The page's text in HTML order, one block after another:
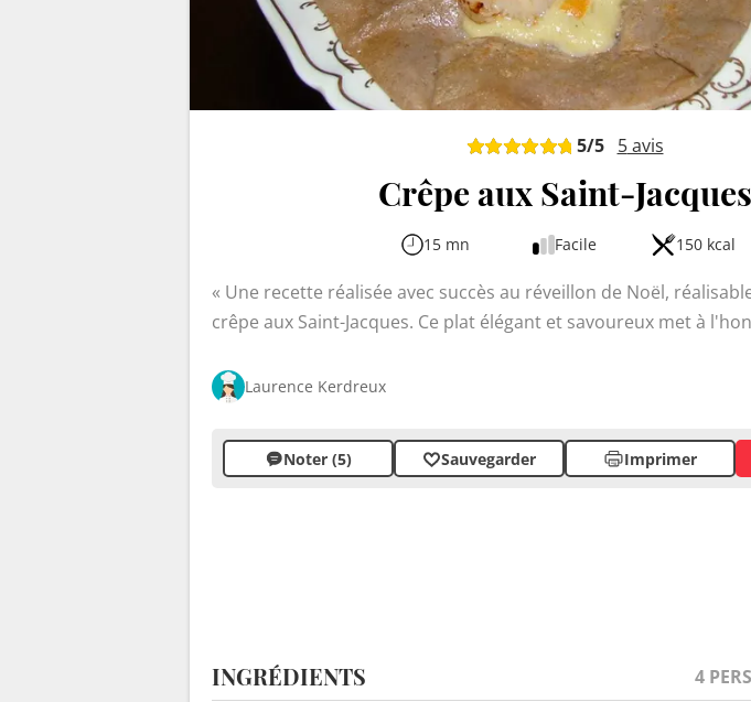
5/5 5avis
Crêpe aux Saint-Jacques
15 mn Facile 150 kcal
Une recette réalisée avec succès au réveillon de Noël,
crêpe aux Saint-Jacques. Ce plat élégant et savoureux met à
poireaux et carottes. La crêpe de blé noir croustillante sert
poireaux et crème fraîche.
Laurence Kerdreux
Noter (5) Sauvegarder Imprimer
INGRÉDIENTS 4